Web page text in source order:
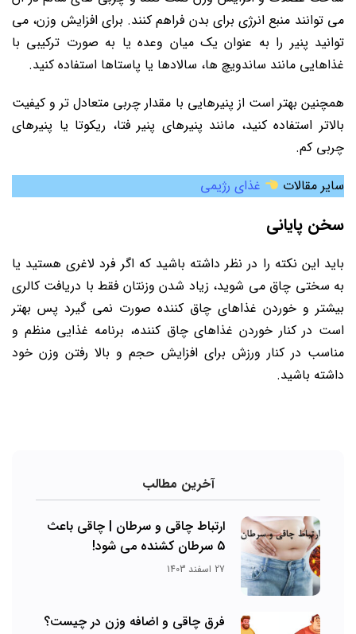
می ‌توانند منبع انرژی برای بدن فراهم کنند. برای افزایش وزن، می
‌توانید پنیر را به عنوان یک میان ‌وعده یا به صورت ترکیبی با
غذاهایی مانند ساندویچ‌ ها، سالادها یا پاستاها استفاده کنید.
همچنین بهتر است از پنیرهایی با مقدار چربی متعادل تر و کیفیت
بالاتر استفاده کنید، مانند پنیرهای پنیر فتا، ریکوتا یا پنیرهای
چربی کم.
سایر مقالات
غذای رژیمی
سخن پایانی
باید این نکته را در نظر داشته باشید که اگر فرد لاغری هستید یا
به سختی چاق می شوید، زیاد شدن وزنتان فقط با دریافت کالری
بیشتر و خوردن غذاهای چاق کننده صورت نمی گیرد پس بهتر
است در کنار خوردن غذاهای چاق کننده، برنامه غذایی منظم و
مناسب در کنار ورزش برای افزایش حجم و بالا رفتن وزن خود
داشته باشید.
آخرین مطالب
ارتباط چاقی و سرطان | چاقی باعث
5 سرطان کشنده می شود!
27 اسفند 1403
فرق چاقی و اضافه وزن در چیست؟